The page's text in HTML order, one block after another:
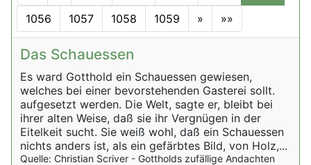
1056
1057 1058 1059 » »»
Das Schauessen
Es ward Gotthold ein Schauessen gewiesen,
welches bei einer bevorstehenden Gasterei sollt.
aufgesetzt werden. Die Welt, sagte er, bleibt bei
ihrer alten Weise, daß sie ihr Vergnügen in der
Eitelkeit sucht. Sie weiß wohl, daß ein Schauessen
nichts anders ist, als ein gefärbtes Bild, von Holz,...
Quelle: Christian Scriver - Gottholds zufällige Andachten